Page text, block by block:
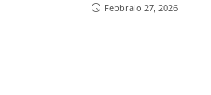
Febbraio 27, 2026